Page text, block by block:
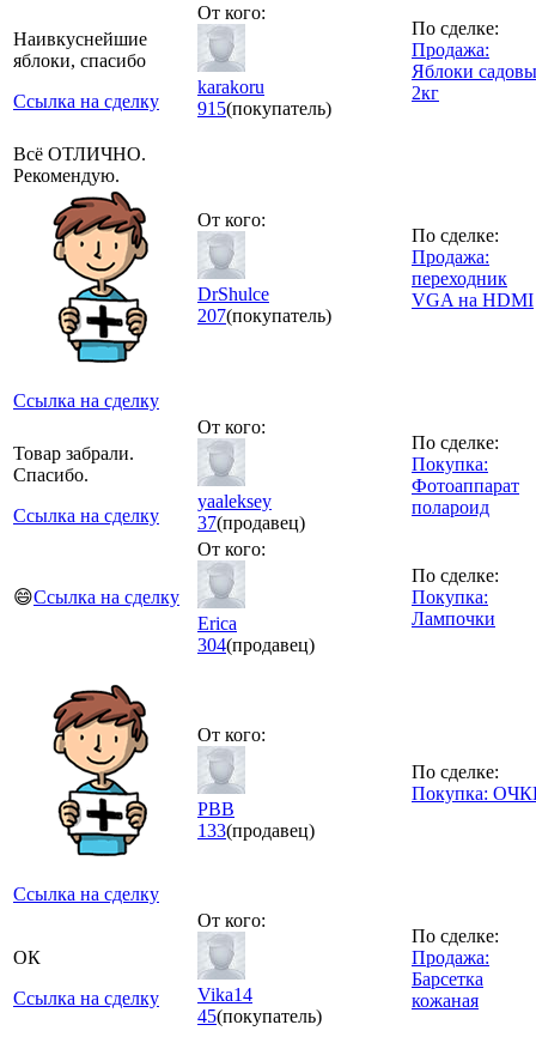
Наивкуснейшие
яблоки, спасибо
Ссылка на сделку
От кого:
karakoru
915(покупатель)
По сделке:
Продажа:
Яблоки
2кг
Всё ОТЛИЧНО.
Рекомендую.
Ссылка на сделку
От кого:
DrShulce
207(покупатель)
По сделке:
Продажа:
переходник
VGA на HDMI
Товар забрали.
Спасибо.
Ссылка на сделку
От кого:
yaaleksey
37(продавец)
По сделке:
Покупка:
Фотоаппарат
полароид
😄Ссылка на сделку
От кого:
Erica
304(продавец)
По сделке:
Покупка:
Лампочки
Ссылка на сделку
От кого:
РВВ
133(продавец)
По сделке:
Покупка:
ОК
Ссылка на сделку
От кого:
Vika14
45(покупатель)
По сделке:
Продажа:
Барсетка
кожаная